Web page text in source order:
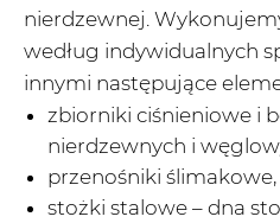
nierdzewnej.
według indywidualnych
innymi następujące
zbiorniki ciśnieniowe i
nierdzewnych i
przenośniki ślimakowe,
stożki stalowe – dna